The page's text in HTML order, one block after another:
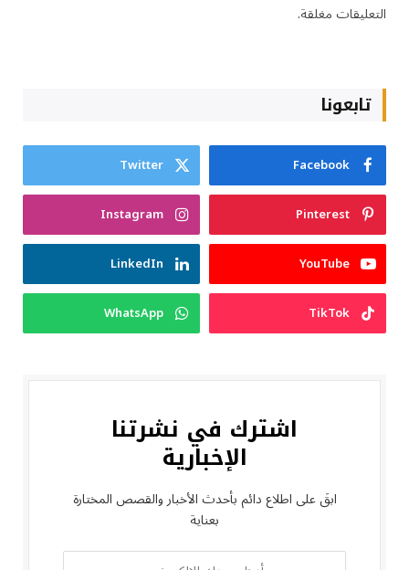
التعليقات مغلقة.
تابعونا
Facebook
Twitter
Pinterest
Instagram
YouTube
LinkedIn
TikTok
WhatsApp
اشترك في نشرتنا
الإخبارية
ابقَ على اطلاع دائم بأحدث الأخبار والقصص المختارة
بعناية